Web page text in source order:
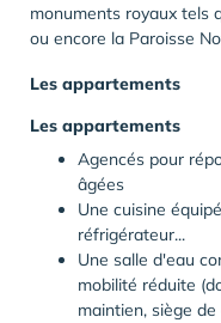
monuments royaux tels
ou encore la Paroisse
Les appartements
Les appartements
Agencés pour
âgées
Une cuisine
réfrigérateur...
Une salle d'eau
mobilité réduite
maintien, siège